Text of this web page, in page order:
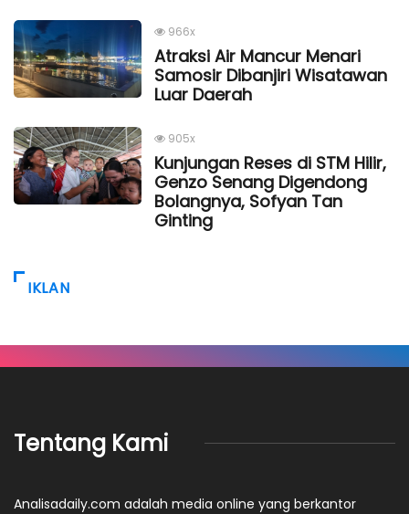
966x
Atraksi Air Mancur Menari
Samosir Dibanjiri Wisatawan
Luar Daerah
905x
Kunjungan Reses di STM Hilir,
Genzo Senang Digendong
Bolangnya, Sofyan Tan
Ginting
IKLAN
Tentang Kami
Analisadaily.com adalah media online yang berkantor